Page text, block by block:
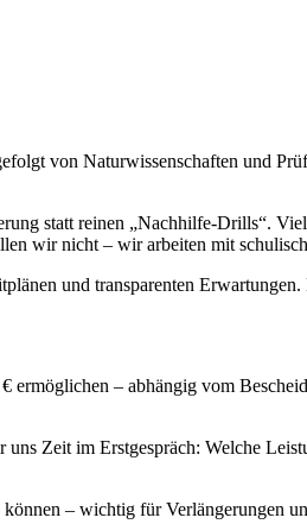
von Naturwissenschaften und
statt reinen „Nachhilfe-Drills“.
wir nicht – wir arbeiten mit
und transparenten
– abhängig vom
Zeit im Erstgespräch: Welche
– wichtig für Verlängerungen